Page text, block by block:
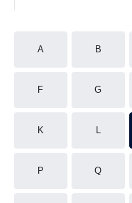
A B
F G
K L
P Q